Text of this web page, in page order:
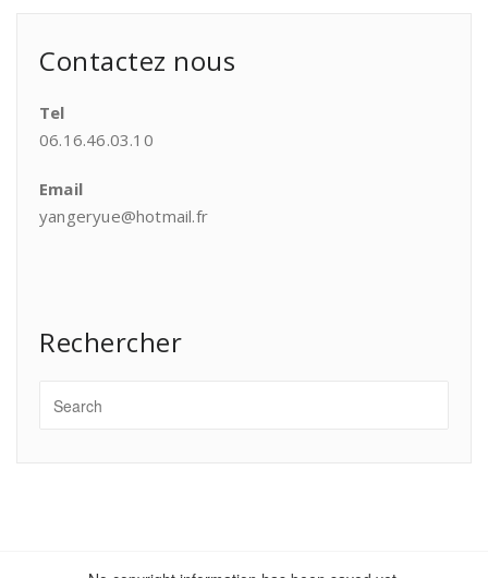
Contactez nous
Tel
06.16.46.03.10
Email
yangeryue@hotmail.fr
Rechercher